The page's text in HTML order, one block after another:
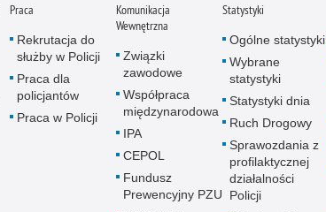
Praca
Rekrutacja do
służby w Policji
Praca dla
policjantów
Praca w Policji
Komunikacja
Wewnętrzna
Związki
zawodowe
Współpraca
międzynarodowa
IPA
CEPOL
Fundusz
Prewencyjny PZU
Statystyki
Ogólne statystyki
Wybrane
statystyki
Statystyki dnia
Ruch Drogowy
Sprawozdania z
profilaktycznej
działalności
Policji